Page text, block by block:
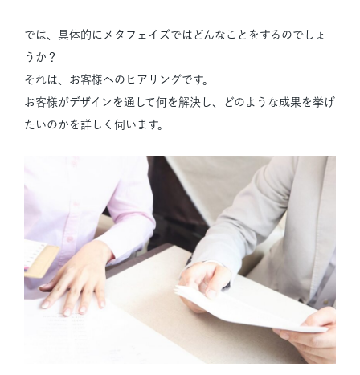
では、具体的にメタフェイズではどんなことをするのでしょ
うか？
それは、お客様へのヒアリングです。
お客様がデザインを通して何を解決し、どのような成果を挙げ
たいのかを詳しく伺います。